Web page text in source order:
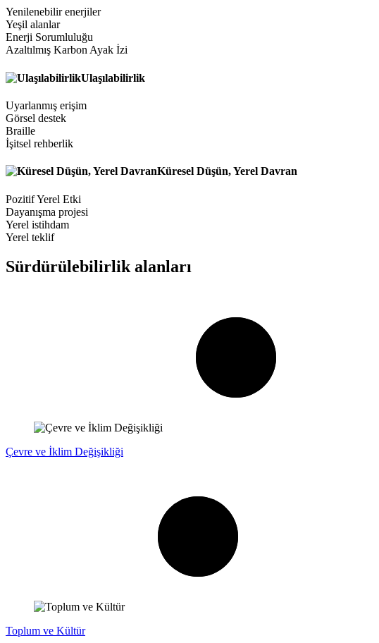
Yenilenebilir enerjiler
Yeşil alanlar
Enerji Sorumluluğu
Azaltılmış Karbon Ayak İzi
Ulaşılabilirlik
Uyarlanmış erişim
Görsel destek
Braille
İşitsel rehberlik
Küresel Düşün, Yerel Davran
Pozitif Yerel Etki
Dayanışma projesi
Yerel istihdam
Yerel teklif
Sürdürülebilirlik alanları
Çevre ve İklim Değişikliği
Toplum ve Kültür